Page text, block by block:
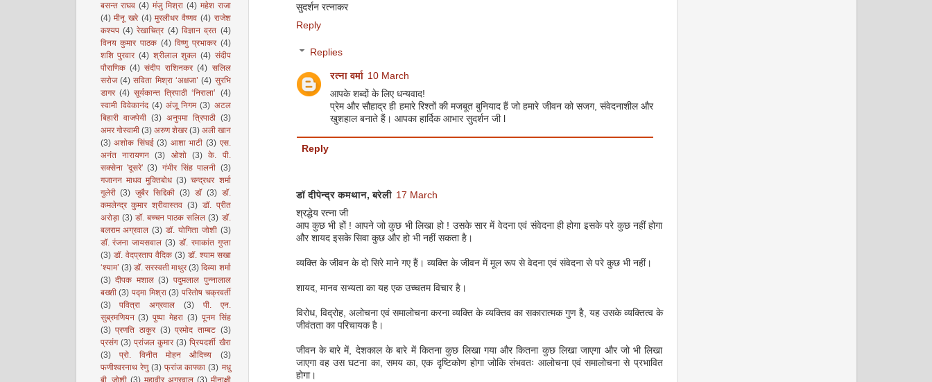
सुदर्शन रत्नाकर
Reply
Replies
रत्ना वर्मा 10 March
आपके शब्दों के लिए धन्यवाद!
प्रेम और सौहाद्र ही हमारे रिश्तों की मजबूत बुनियाद हैं जो हमारे जीवन को सजग, संवेदनाशील और
खुशहाल बनाते हैं। आपका हार्दिक आभार सुदर्शन जी l
Reply
डॉ दीपेन्द्र कमथान, बरेली 17 March
श्रद्धेय रत्ना जी
आप कुछ भी हों ! आपने जो कुछ भी लिखा हो ! उसके सार में वेदना एवं संवेदना ही होगा इसके परे कुछ नहीं होगा
और शायद इसके सिवा कुछ और हो भी नहीं सकता है।
व्यक्ति के जीवन के दो सिरे माने गए हैं। व्यक्ति के जीवन में मूल रूप से वेदना एवं संवेदना से परे कुछ भी नहीं।
शायद, मानव सभ्यता का यह एक उच्चतम विचार है।
विरोध, विद्रोह, अलोचना एवं समालोचना करना व्यक्ति के व्यक्तिव का सकारात्मक गुण है, यह उसके व्यक्तित्व के
जीवंतता का परिचायक है।
जीवन के बारे में, देशकाल के बारे में कितना कुछ लिखा गया और कितना कुछ लिखा जाएगा और जो भी लिखा
जाएगा वह उस घटना का, समय का, एक दृष्टिकोण होगा जोकि संभवतः आलोचना एवं समालोचना से प्रभावित
होगा।
बसन्त राघव (4) मंजु मिश्रा (4) महेश राजा
(4) मीनू खरे (4) मुरलीधर वैष्णव (4) राजेश
कश्यप (4) रेखाचित्र (4) विज्ञान व्रत (4)
विनय कुमार पाठक (4) विष्णु प्रभाकर (4)
शशि पुरवार (4) श्रीलाल शुक्ल (4) संदीप
पौराणिक (4) संदीप राशिनकर (4) सलिल
सरोज (4) सविता मिश्रा ‘अक्षजा’ (4) सुरभि
डागर (4) सूर्यकान्त त्रिपाठी ‘निराला’ (4)
स्वामी विवेकानंद (4) अंजू निगम (3) अटल
बिहारी वाजपेयी (3) अनुपमा त्रिपाठी (3)
अमर गोस्वामी (3) अरुण शेखर (3) अली खान
(3) अशोक सिंघई (3) आशा भाटी (3) एस.
अनंत नारायणन (3) ओशो (3) के. पी.
सक्सेना 'दूसरे' (3) गंभीर सिंह पालनी (3)
गजानन माधव मुक्तिबोध (3) चन्द्रधर शर्मा
गुलेरी (3) जुबैर सिद्दिकी (3) डॉ (3) डॉ.
कमलेन्द्र कुमार श्रीवास्तव (3) डॉ. प्रीत
अरोड़ा (3) डॉ. बच्चन पाठक सलिल (3) डॉ.
बलराम अग्रवाल (3) डॉ. योगिता जोशी (3)
डॉ. रंजना जायसवाल (3) डॉ. रमाकांत गुप्ता
(3) डॉ. वेदप्रताप वैदिक (3) डॉ. श्याम सखा
‘श्याम’ (3) डॉ. सरस्वती माथुर (3) दिव्या शर्मा
(3) दीपक मशाल (3) पदुमलाल पुन्नालाल
बख्शी (3) पद्मा मिश्रा (3) परितोष चक्रवर्ती
(3)
पवित्रा अग्रवाल (3)
पी. एन.
सुब्रमणियन (3) पुष्पा मेहरा (3) पूनम सिंह
(3) प्रणति ठाकुर (3) प्रमोद ताम्बट (3)
प्रसंग (3) प्रांजल कुमार (3) प्रियदर्शी खैरा
(3)
प्रो. विनीत मोहन औदिच्य
(3)
फणीश्वरनाथ रेणु (3) फ्रांज काफ्का (3) मधु
बी. जोशी (3) महावीर अग्रवाल (3) मीनाक्षी